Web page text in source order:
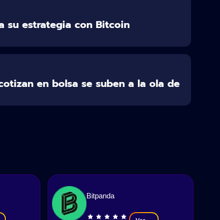
su estrategia con Bitcoin
en bolsa se suben a la ola de
Bitpanda